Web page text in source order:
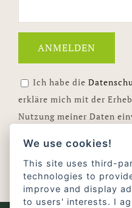
Ich habe die
erkläre mich mit der
Nutzung meiner Daten
Ihre E-Mail-Adresse wird
ist jederzeit über den Link
We use cookies!
This site uses third-
technologies to
improve and display
to users' interests. I